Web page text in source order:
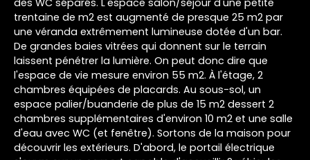
des WC séparés. L'espace salon/séjour d'une petite
trentaine de m2 est augmenté de presque 25 m2 par
une véranda extrêmement lumineuse dotée d'un bar.
De grandes baies vitrées qui donnent sur le terrain
laissent pénétrer la lumière. On peut donc dire que
l'espace de vie mesure environ 55 m2. À l'étage, 2
chambres équipées de placards. Au sous-sol, un
espace palier/buanderie de plus de 15 m2 dessert 2
chambres supplémentaires d'environ 10 m2 et une salle
d'eau avec WC (et fenêtre). Sortons de la maison pour
découvrir les extérieurs. D'abord, le portail électrique